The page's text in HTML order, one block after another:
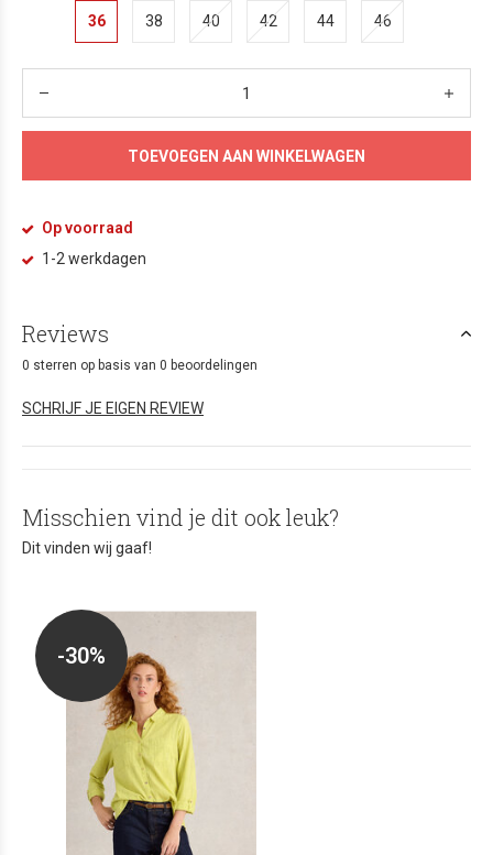
36 38 40 42 44 46
TOEVOEGEN AAN WINKELWAGEN
Op voorraad
1-2 werkdagen
Reviews
0 sterren op basis van 0 beoordelingen
SCHRIJF JE EIGEN REVIEW
Misschien vind je dit ook leuk?
Dit vinden wij gaaf!
-30%